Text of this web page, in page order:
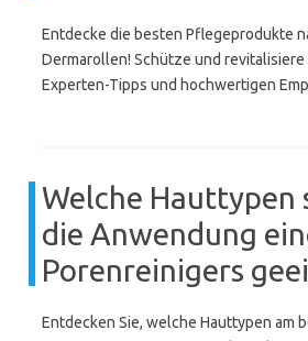
Entdecke die besten Pflegeprodukte
Dermarollen! Schütze und revitalisiere
Experten-Tipps und hochwertigen
Welche Hauttypen
die Anwendung
Porenreinigers
Entdecken Sie, welche Hauttypen am